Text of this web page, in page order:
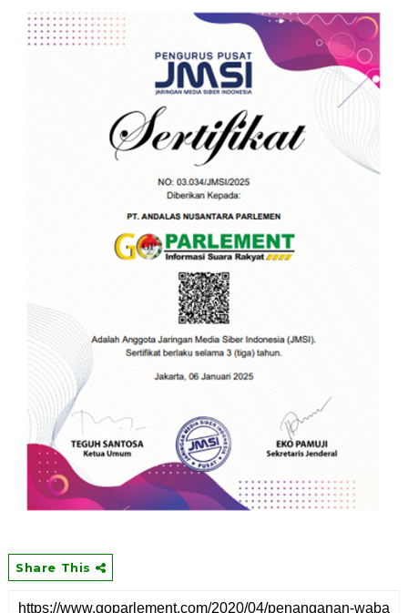
Share This